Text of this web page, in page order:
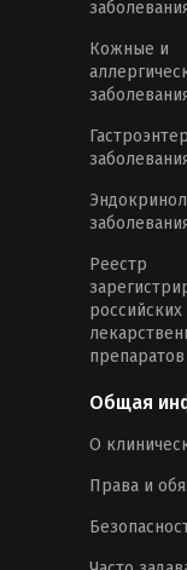
Кожные и
Реестр
российских
препаратов
Общая
О
Права и